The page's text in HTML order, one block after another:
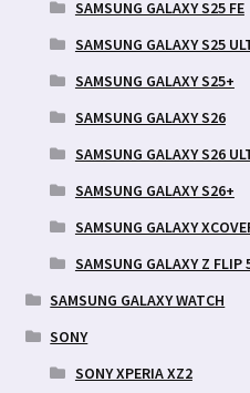
SAMSUNG GALAXY S25 FE
SAMSUNG GALAXY S25
SAMSUNG GALAXY S25+
SAMSUNG GALAXY S26
SAMSUNG GALAXY S26
SAMSUNG GALAXY S26+
SAMSUNG GALAXY
SAMSUNG GALAXY Z FLIP
SAMSUNG GALAXY WATCH
SONY
SONY XPERIA XZ2